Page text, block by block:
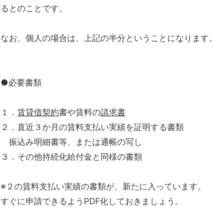
るとのことです。
なお、個人の場合は、上記の半分ということになります。
●必要書類
１． 賃貸借契約書や賃料の請求書
２．直近３か月の賃料支払い実績を証明する書類
振込み明細書等、または通帳の写し
３．その他持続化給付金と同様の書類
※２の賃料支払い実績の書類が、新たに入っています。
すぐに申請できるようPDF化しておきましょう。